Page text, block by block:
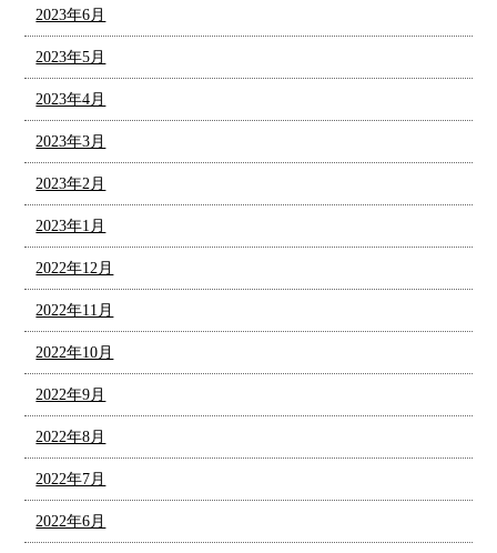
2023年6月
2023年5月
2023年4月
2023年3月
2023年2月
2023年1月
2022年12月
2022年11月
2022年10月
2022年9月
2022年8月
2022年7月
2022年6月